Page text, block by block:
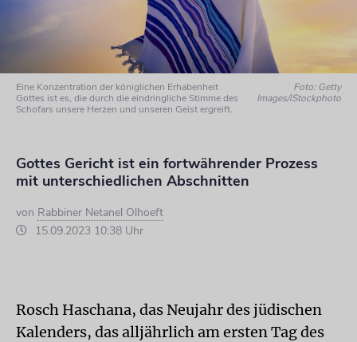
Eine Konzentration der königlichen Erhabenheit
Gottes ist es, die durch die eindringliche Stimme des
Schofars unsere Herzen und unseren Geist ergreift.
Foto: Getty
Images/iStockphoto
Gottes Gericht ist ein fortwährender Prozess
mit unterschiedlichen Abschnitten
von Rabbiner Netanel Olhoeft
15.09.2023 10:38 Uhr
Rosch Haschana, das Neujahr des jüdischen
Kalenders, das alljährlich am ersten Tag des